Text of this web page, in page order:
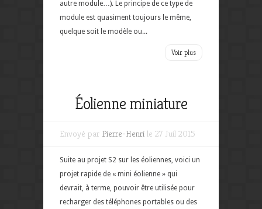
autre module…). Le principe de ce type de
module est quasiment toujours le même,
quelque soit le modèle ou...
Voir plus
Éolienne miniature
Envoyé par Pierre-Henri le 27 Juil 2015
Suite au projet S2 sur les éoliennes, voici un
projet rapide de « mini éolienne » qui
devrait, à terme, pouvoir être utilisée pour
recharger des téléphones portables ou des